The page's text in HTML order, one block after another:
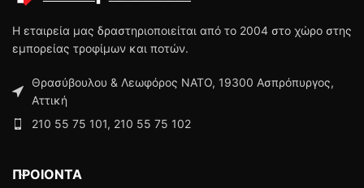
Η εταιρεία μας δραστηριοποιείται από το 2004 στο χώρο στης
εμπορείας τροφίμων και ποτών.
Θρασύβουλου & Λεωφόρος ΝΑΤΟ, 19300 Ασπρόπυργος,
Αττική
210 55 75 101, 210 55 75 102
ΠΡΟΙΟΝΤΑ